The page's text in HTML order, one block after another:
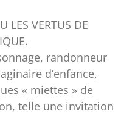
LES VERTUS DE
randonneur
d’enfance,
« miettes » de
telle une invitation